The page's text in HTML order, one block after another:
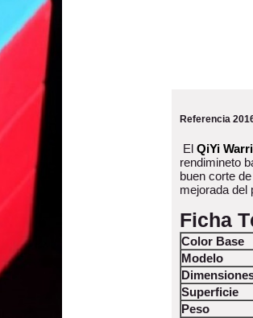
Referencia
ElQiYi
rendimineto
buen corte
mejorada del
Ficha
Color Base
Modelo
Superficie
Peso